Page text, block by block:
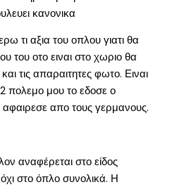
κανονικα
τι αξια του οπλου γιατι θα
του οτο ειναι στο χωριο θα
τις απαραιτητες φωτο. Ειναι
πολεμο μου το εδοσε ο
απο τους γερμανους.
αναφέρεται στο είδος
στο όπλο συνολικά. Η